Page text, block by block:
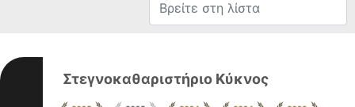
Στεγνοκαθαριστήριο Κύκνος